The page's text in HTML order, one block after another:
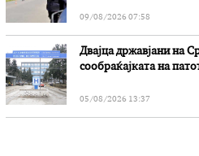
09/08/2026 07:58
Двајца државјани на
сообраќајката на
05/08/2026 13:37